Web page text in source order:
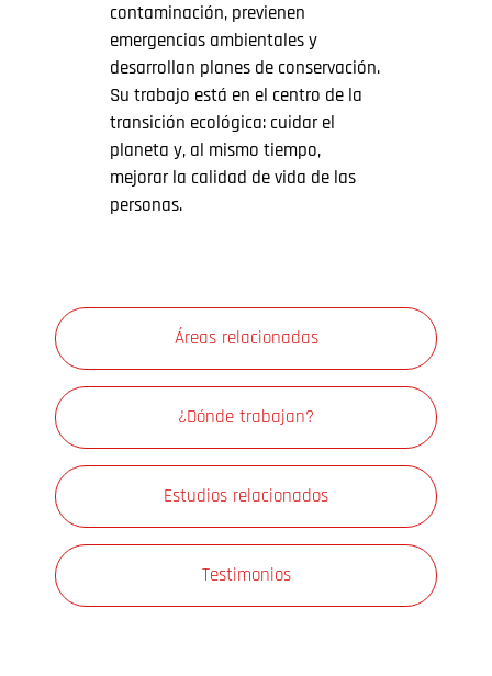
Áreas relacionadas
¿Dónde trabajan?
Estudios relacionados
Testimonios
contaminación, previenen
emergencias ambientales y
desarrollan planes de conservación.
Su trabajo está en el centro de la
transición ecológica: cuidar el
planeta y, al mismo tiempo,
mejorar la calidad de vida de las
personas.